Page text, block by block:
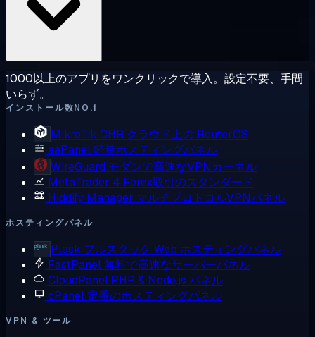
1000以上のアプリをワンクリックで導入。設定不要、手間
いらず。
インストール数NO.1
MikroTik CHR クラウド上の RouterOS
aaPanel軽量ホスティングパネル
WireGuard モダンで高速なVPNカーネル
MetaTrader 4 Forex取引のスタンダード
Hiddify Manager マルチプロトコルVPNパネル
ホスティングパネル
Plesk フルスタック Web ホスティングパネル
FastPanel無料で高速なサーバーパネル
CloudPanel PHP & Node.js パネル
cPanel 定番のホスティングパネル
VPN & ツール